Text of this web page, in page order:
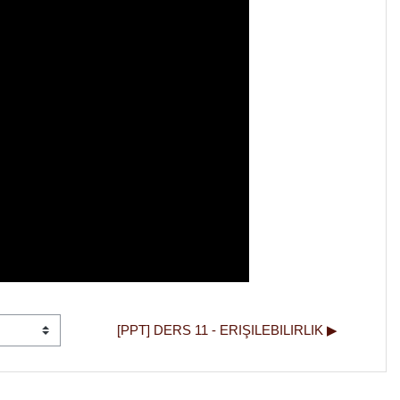
[PPT] DERS 11 - ERIŞILEBILIRLIK ▶︎